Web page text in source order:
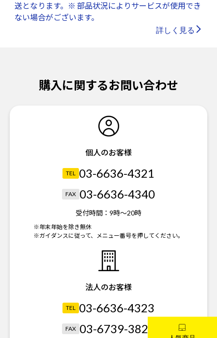
送となります。※ 部品状況によりサービスが使用でき
ない場合がございます。
詳しく見る
購入に関するお問い合わせ
個人のお客様
TEL 03-6636-4321
FAX 03-6636-4340
受付時間： 9時～20時
※年末年始を除き無休
※ガイダンスに従って、メニュー番号を押してください。
法人のお客様
TEL 03-6636-4323
FAX 03-6739-3821